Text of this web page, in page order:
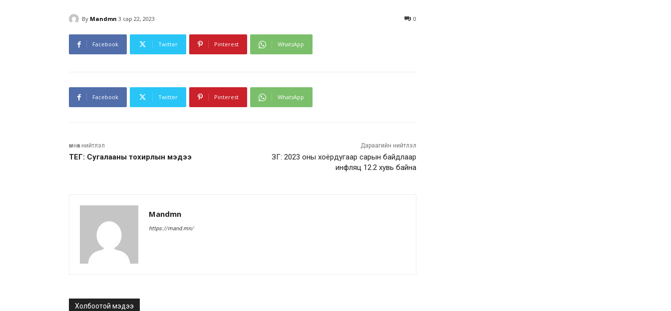
By Mandmn 3 сар 22, 2023 0
Facebook Twitter Pinterest WhatsApp
Facebook Twitter Pinterest WhatsApp
өмнөх нийтлэл
ТЕГ: Сугалааны тохирлын мэдээ
Дараагийн нийтлэл
ЗГ: 2023 оны хоёрдугаар сарын байдлаар
инфляц 12.2 хувь байна
Mandmn
https://mand.mn/
Холбоотой мэдээ